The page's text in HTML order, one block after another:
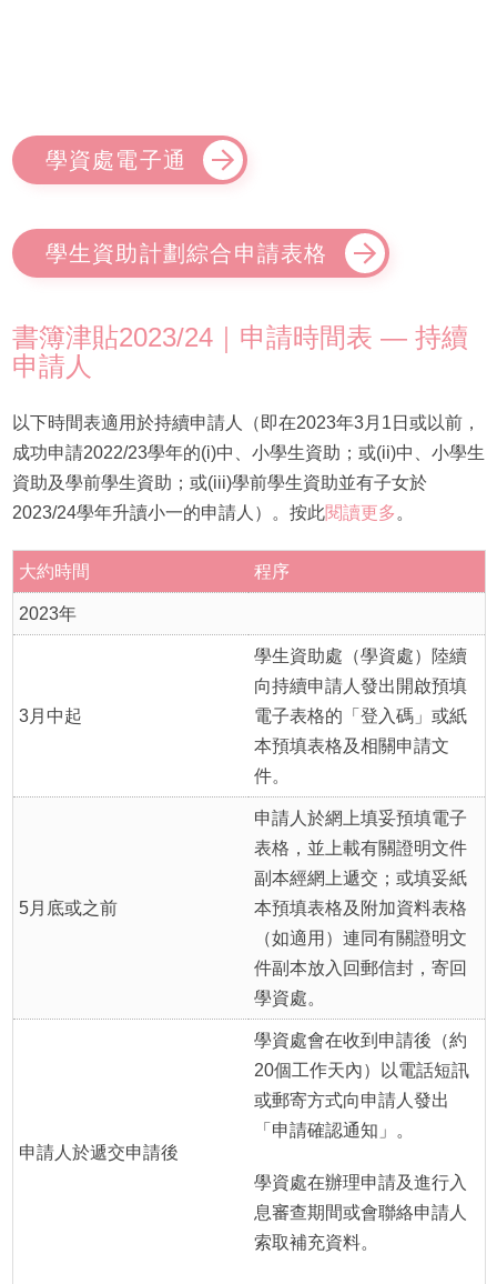
學資處電子通
學生資助計劃綜合申請表格
書簿津貼2023/24｜申請時間表 — 持續
申請人
以下時間表適用於持續申請人（即在2023年3月1日或以前，
成功申請2022/23學年的(i)中、小學生資助；或(ii)中、小學生
資助及學前學生資助；或(iii)學前學生資助並有子女於
2023/24學年升讀小一的申請人）。按此閱讀更多 。
大約時間 程序
2023年
3月中起
學生資助處（學資處）陸續
向持續申請人發出開啟預填
電子表格的「登入碼」或紙
本預填表格及相關申請文
件。
5月底或之前
申請人於網上填妥預填電子
表格，並上載有關證明文件
副本經網上遞交；或填妥紙
本預填表格及附加資料表格
（如適用）連同有關證明文
件副本放入回郵信封，寄回
學資處。
申請人於遞交申請後
學資處會在收到申請後（約
20個工作天內）以電話短訊
或郵寄方式向申請人發出
「申請確認通知」。
學資處在辦理申請及進行入
息審查期間或會聯絡申請人
索取補充資料。